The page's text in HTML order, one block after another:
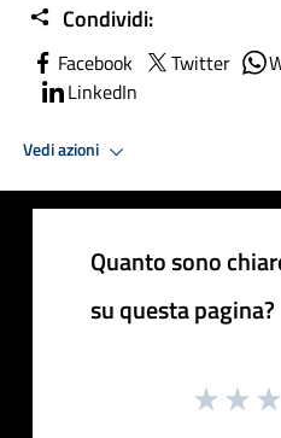
Condividi:
Facebook Twitter
LinkedIn
Vedi azioni
Quanto sono
su questa pagina?